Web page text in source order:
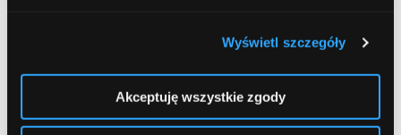
Wyświetl szczegóły
Akceptuję wszystkie zgody